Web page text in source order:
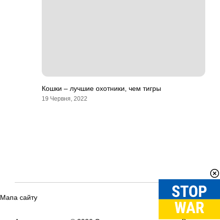
Кошки – лучшие охотники, чем тигры
19 Червня, 2022
Мапа сайту